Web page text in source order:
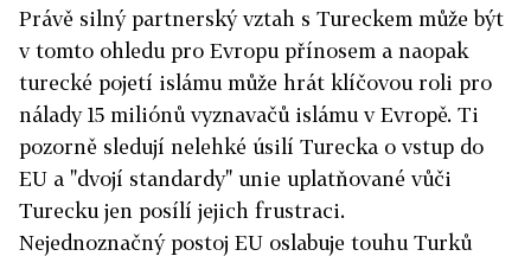
Právě silný partnerský vztah s Tureckem může být
v tomto ohledu pro Evropu přínosem a naopak
turecké pojetí islámu může hrát klíčovou roli pro
nálady 15 miliónů vyznavačů islámu v Evropě. Ti
pozorně sledují nelehké úsilí Turecka o vstup do
EU a "dvojí standardy" unie uplatňované vůči
Turecku jen posílí jejich frustraci.
Nejednoznačný postoj EU oslabuje touhu Turků